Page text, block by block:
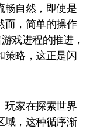
畅自然，即使是
而，简单的操作
戏进程的推进，
策略，这正是闪
玩家在探索世界
域，这种循序渐